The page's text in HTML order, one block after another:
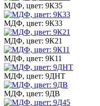
МДФ, цвет: 9К35
МДФ, цвет: 9К33
МДФ, цвет: 9К21
МДФ, цвет: 9К11
МДФ, цвет: 9ДНТ
МДФ, цвет: 9ДВ